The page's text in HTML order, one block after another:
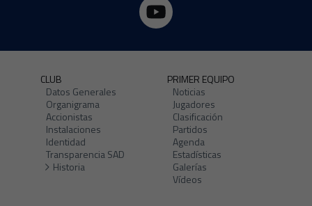
CLUB
Datos Generales
Organigrama
Accionistas
Instalaciones
Identidad
Transparencia SAD
Historia
PRIMER EQUIPO
Noticias
Jugadores
Clasificación
Partidos
Agenda
Estadísticas
Galerías
Vídeos